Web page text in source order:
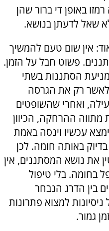
באופן די ברור שהן
שאל לדעתן בנושא.
אין שום טעם להמשיך
פשוט חבל על הזמן.
הסתננות בשתי
לאשר רק את הגרסה
ואחרי שהשופטים
ההרחקה, הכיוון
עכשיו וינסה באמת
באותה חומה. לכן
את נושא המסתננים, אין
בחומה. בלי טיפול
בין הדרג הנבחר
למצוא פתרונות
גמור.